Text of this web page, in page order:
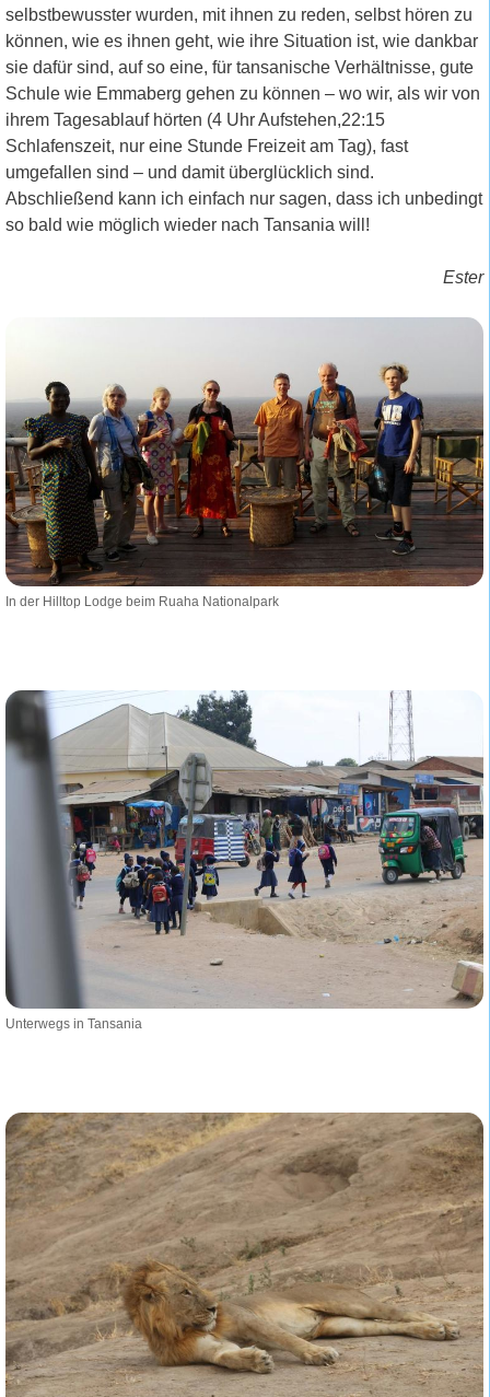
selbstbewusster wurden, mit ihnen zu reden, selbst hören zu
können, wie es ihnen geht, wie ihre Situation ist, wie dankbar
sie dafür sind, auf so eine, für tansanische Verhältnisse, gute
Schule wie Emmaberg gehen zu können – wo wir, als wir von
ihrem Tagesablauf hörten (4 Uhr Aufstehen,22:15
Schlafenszeit, nur eine Stunde Freizeit am Tag), fast
umgefallen sind – und damit überglücklich sind.
Abschließend kann ich einfach nur sagen, dass ich unbedingt
so bald wie möglich wieder nach Tansania will!
Ester
In der Hilltop Lodge beim Ruaha Nationalpark
Unterwegs in Tansania